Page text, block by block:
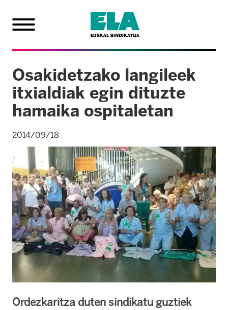
Osakidetzako langileek
itxialdiak egin dituzte
hamaika ospitaletan
2014/09/18
Ordezkaritza duten sindikatu guztiek